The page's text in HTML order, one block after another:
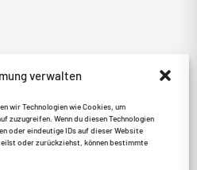
verwalten
wir Technologien wie Cookies, um
zuzugreifen. Wenn du diesen Technologien
oder eindeutige IDs auf dieser Website
oder zurückziehst, können bestimmte